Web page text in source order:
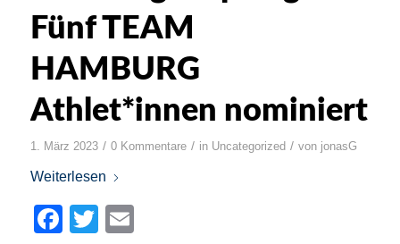
Fünf TEAM
HAMBURG
Athlet*innen nominiert
1. März 2023 / 0 Kommentare / in Uncategorized / von jonasG
Weiterlesen
Facebook
Twitter